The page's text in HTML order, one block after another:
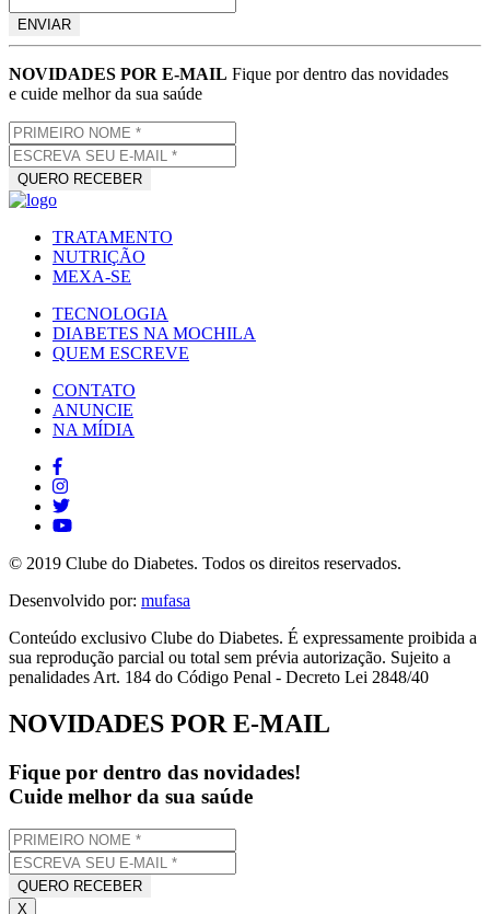
NOVIDADES POR E-MAIL Fique por dentro das novidades
e cuide melhor da sua saúde
TRATAMENTO
NUTRIÇÃO
MEXA-SE
TECNOLOGIA
DIABETES NA MOCHILA
QUEM ESCREVE
CONTATO
ANUNCIE
NA MÍDIA
© 2019 Clube do Diabetes. Todos os direitos reservados.
Desenvolvido por: mufasa
Conteúdo exclusivo Clube do Diabetes. É expressamente proibida a
sua reprodução parcial ou total sem prévia autorização. Sujeito a
penalidades Art. 184 do Código Penal - Decreto Lei 2848/40
NOVIDADES POR E-MAIL
Fique por dentro das novidades!
Cuide melhor da sua saúde
X